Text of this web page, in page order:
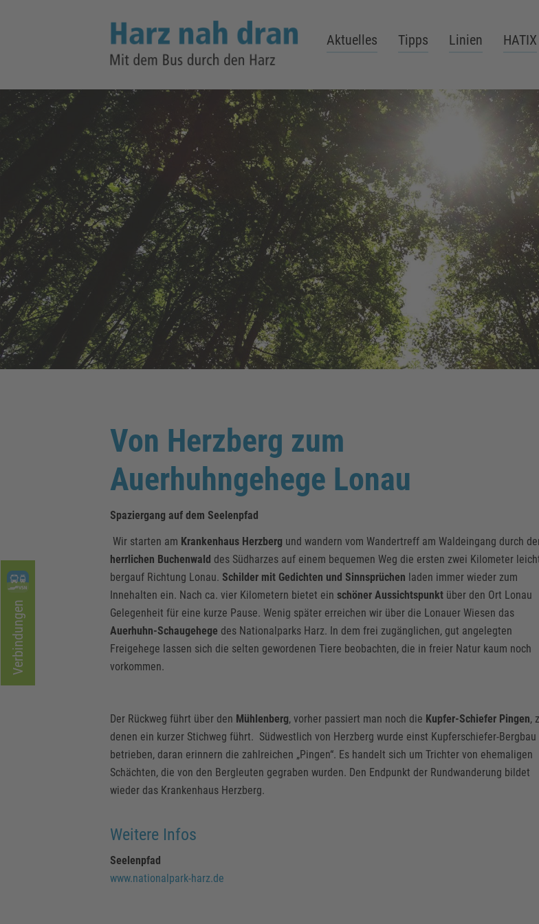
Aktuelles Tipps Linien HATIX
Von Herzberg zum
Auerhuhngehege Lonau
Spaziergang auf dem Seelenpfad
Wir starten am Krankenhaus Herzberg und wandern vom Wandertreff am Waldeingang durch
herrlichen Buchenwald des Südharzes auf einem bequemen Weg die ersten zwei Kilometer
bergauf Richtung Lonau. Schilder mit Gedichten und Sinnsprüchen laden immer wieder zum
Innehalten ein. Nach ca. vier Kilometern bietet ein schöner Aussichtspunkt über den Ort Lonau
Gelegenheit für eine kurze Pause. Wenig später erreichen wir über die Lonauer Wiesen das
Auerhuhn-Schaugehege des Nationalparks Harz. In dem frei zugänglichen, gut angelegten
Freigehege lassen sich die selten gewordenen Tiere beobachten, die in freier Natur kaum noch
vorkommen.
Der Rückweg führt über den Mühlenberg, vorher passiert man noch die Kupfer-Schiefer Pingen,
denen ein kurzer Stichweg führt. Südwestlich von Herzberg wurde einst Kupferschiefer-Bergbau
betrieben, daran erinnern die zahlreichen „Pingen“. Es handelt sich um Trichter von ehemaligen
Schächten, die von den Bergleuten gegraben wurden. Den Endpunkt der Rundwanderung bildet
wieder das Krankenhaus Herzberg.
Weitere Infos
Seelenpfad
www.nationalpark-harz.de
Verbindungen